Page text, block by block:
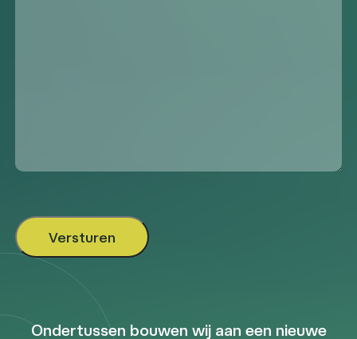
Ondertussen bouwen wij aan een nieuwe